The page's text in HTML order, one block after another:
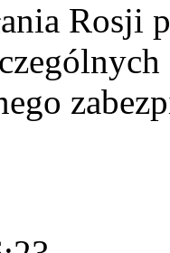
Rosji